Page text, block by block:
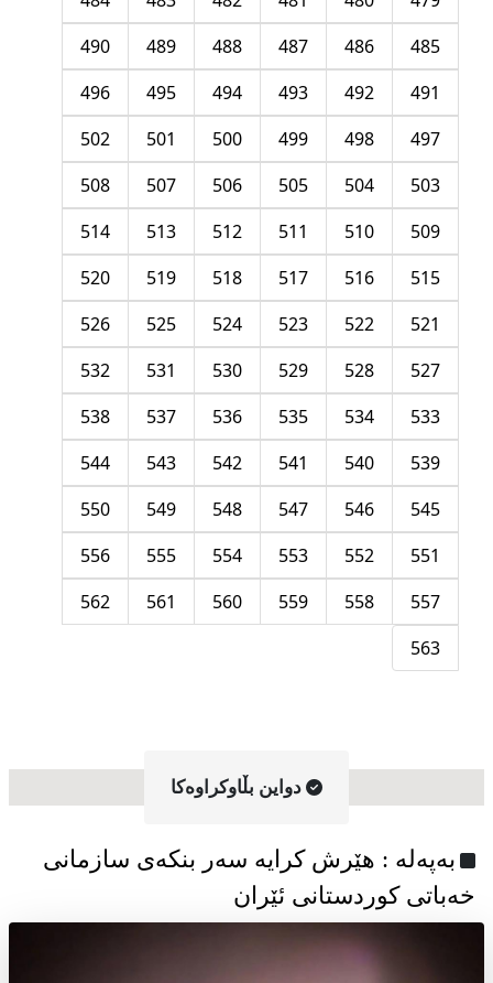
485
486
487
488
489
490
491
492
493
494
495
496
497
498
499
500
501
502
503
504
505
506
507
508
509
510
511
512
513
514
515
516
517
518
519
520
521
522
523
524
525
526
527
528
529
530
531
532
533
534
535
536
537
538
539
540
541
542
543
544
545
546
547
548
549
550
551
552
553
554
555
556
557
558
559
560
561
562
563
دواین بڵاوکراوه‌کا
به‌په‌له‌ : هێرش کرایە سەر بنکەی سازمانی
خەباتی کوردستانی ئێران